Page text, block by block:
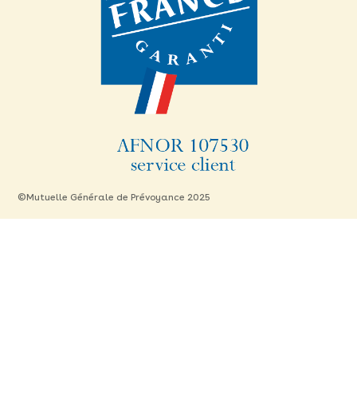
©Mutuelle Générale de Prévoyance 2025